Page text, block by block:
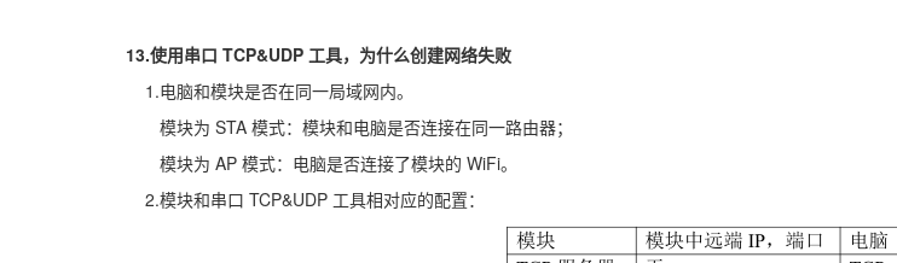
13.使用串口 TCP&UDP 工具，为什么创建网络失败
1.电脑和模块是否在同一局域网内。
模块为 STA 模式：模块和电脑是否连接在同一路由器；
模块为 AP 模式：电脑是否连接了模块的 WiFi。
2.模块和串口 TCP&UDP 工具相对应的配置：